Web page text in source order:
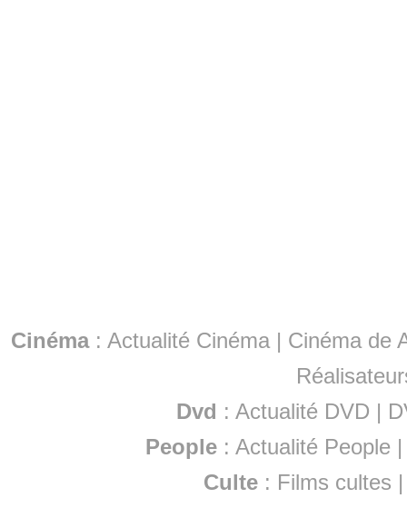
Cinéma: Actualité Cinéma | Cinéma de
Dvd : Actualité DVD |
People :Actualité People
Culte : Films cultes